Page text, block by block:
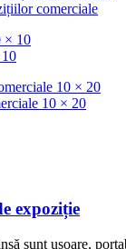
comerciale
10 × 20
expoziție
sunt ușoare,